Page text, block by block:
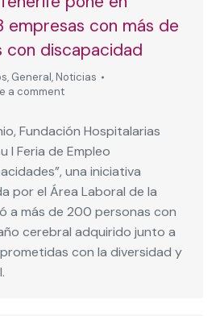
con más de
con discapacidad
, General, Noticias
a comment
Fundación Hospitalarias
I Feria de Empleo
una iniciativa
por el Área Laboral de la
a más de 200 personas con
cerebral adquirido junto a
con la diversidad y